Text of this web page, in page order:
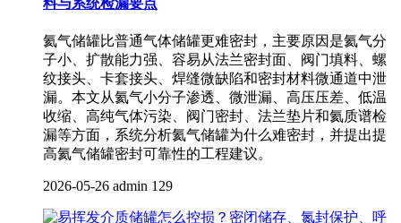
氦气储罐比普通气体储罐更难密封，主要原因是氦气分
子小、扩散能力强、容易从法兰密封面、阀门填料、螺
纹接头、卡套接头、焊缝微缺陷和密封材料微通道中泄
漏。本文从氦气小分子渗透、微泄漏、高压压差、低温
收缩、高纯气体污染、阀门密封、法兰垫片和氦质谱检
漏等方面，系统分析氦气储罐为什么难密封，并提出提
高氦气储罐密封可靠性的工程建议。
2026-05-26 admin 129